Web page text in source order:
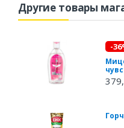
Другие товары
-